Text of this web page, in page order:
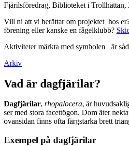
Fjärilsföredrag, Biblioteket i Trollhättan,
Vill ni att vi berättar om projektet hos
förening eller kanske en fågelklubb?
Aktiviteter märkta med symbolen
är
Arkiv
Vad är dagfjärilar?
Dagfjärilar, rhopalocera, är
ser med stora facettögon. Dom äter
ovansidan finns ofta färgstarka brett
Exempel på dagfjärilar